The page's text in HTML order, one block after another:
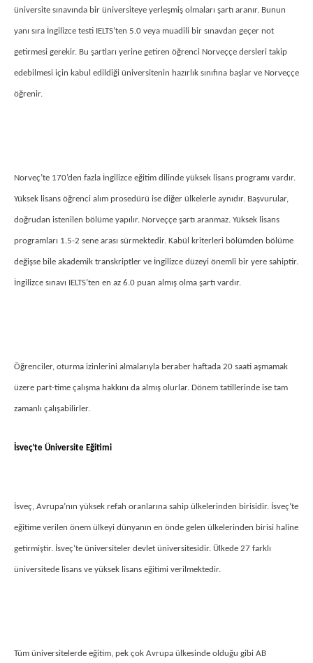
üniversite sınavında bir üniversiteye yerleşmiş olmaları şartı aranır. Bunun
yanı sıra İngilizce testi IELTS’ten 5.0 veya muadili bir sınavdan geçer not
getirmesi gerekir. Bu şartları yerine getiren öğrenci Norveççe dersleri takip
edebilmesi için kabul edildiği üniversitenin hazırlık sınıfına başlar ve Norveççe
öğrenir.
Norveç’te 170’den fazla İngilizce eğitim dilinde yüksek lisans programı vardır.
Yüksek lisans öğrenci alım prosedürü ise diğer ülkelerle aynıdır. Başvurular,
doğrudan istenilen bölüme yapılır. Norveççe şartı aranmaz. Yüksek lisans
programları 1.5-2 sene arası sürmektedir. Kabül kriterleri bölümden bölüme
değişse bile akademik transkriptler ve İngilizce düzeyi önemli bir yere sahiptir.
İngilizce sınavı IELTS’ten en az 6.0 puan almış olma şartı vardır.
Öğrenciler, oturma izinlerini almalarıyla beraber haftada 20 saati aşmamak
üzere part-time çalışma hakkını da almış olurlar. Dönem tatillerinde ise tam
zamanlı çalışabilirler.
İsveç’te Üniversite Eğitimi
İsveç, Avrupa’nın yüksek refah oranlarına sahip ülkelerinden birisidir. İsveç’te
eğitime verilen önem ülkeyi dünyanın en önde gelen ülkelerinden birisi haline
getirmiştir. İsveç’te üniversiteler devlet üniversitesidir. Ülkede 27 farklı
üniversitede lisans ve yüksek lisans eğitimi verilmektedir.
Tüm üniversitelerde eğitim, pek çok Avrupa ülkesinde olduğu gibi AB